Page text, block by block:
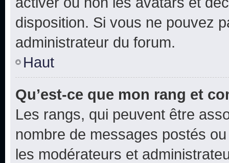
disposition. Si vous ne pouvez
administrateur du forum.
Haut
Qu’est-ce que mon rang et
Les rangs, qui peuvent être
nombre de messages postés
les modérateurs et